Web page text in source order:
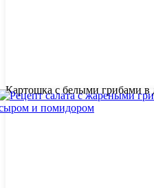
Картошка с белыми грибами в